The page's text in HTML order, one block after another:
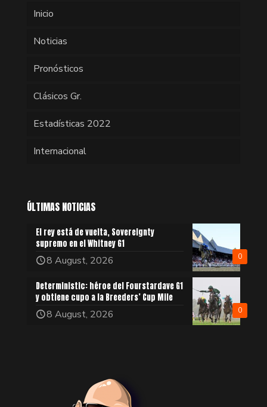
Inicio
Noticias
Pronósticos
Clásicos Gr.
Estadísticas 2022
Internacional
ÚLTIMAS NOTICIAS
0
El rey está de vuelta, Sovereignty
supremo en el Whitney G1
8 August, 2026
0
Deterministic: héroe del Fourstardave G1
y obtiene cupo a la Breeders’ Cup Mile
8 August, 2026